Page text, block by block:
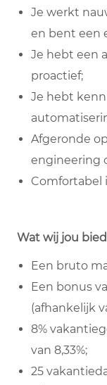
Je werkt
en bent een
Je hebt een
proactief;
Je hebt
Afgeronde
engineering
Comfortabel
Wat wij jou
Een bruto
Een bonus
(afhankelijk
8%
van 8,33%;
25